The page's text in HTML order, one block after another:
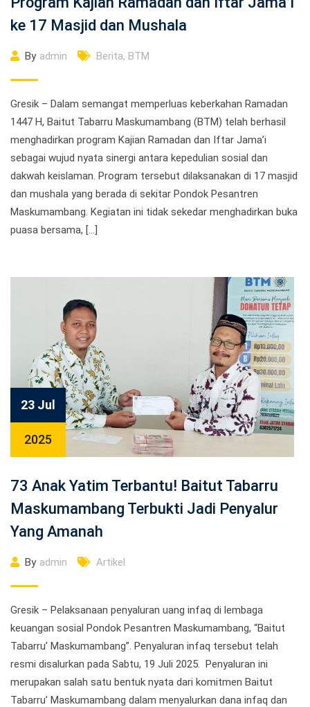
ke 17 Masjid dan Mushala
By admin Berita, BTM
Gresik – Dalam semangat memperluas keberkahan Ramadan
1447 H, Baitut Tabarru Maskumambang (BTM) telah berhasil
menghadirkan program Kajian Ramadan dan Iftar Jama’i
sebagai wujud nyata sinergi antara kepedulian sosial dan
dakwah keislaman. Program tersebut dilaksanakan di 17 masjid
dan mushala yang berada di sekitar Pondok Pesantren
Maskumambang. Kegiatan ini tidak sekedar menghadirkan buka
puasa bersama, […]
23 Jul
2025
73 Anak Yatim Terbantu! Baitut Tabarru
Maskumambang Terbukti Jadi Penyalur
Yang Amanah
By admin Artikel
Gresik – Pelaksanaan penyaluran uang infaq di lembaga
keuangan sosial Pondok Pesantren Maskumambang, “Baitut
Tabarru’ Maskumambang”. Penyaluran infaq tersebut telah
resmi disalurkan pada Sabtu, 19 Juli 2025. Penyaluran ini
merupakan salah satu bentuk nyata dari komitmen Baitut
Tabarru’ Maskumambang dalam menyalurkan dana infaq dan